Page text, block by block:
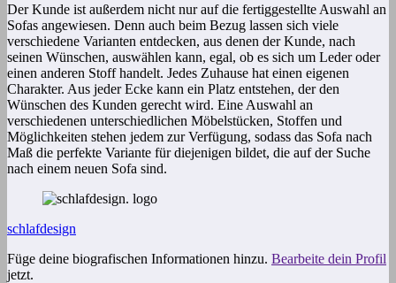
Der Kunde ist außerdem nicht nur auf die fertiggestellte Auswahl an
Sofas angewiesen. Denn auch beim Bezug lassen sich viele
verschiedene Varianten entdecken, aus denen der Kunde, nach
seinen Wünschen, auswählen kann, egal, ob es sich um Leder oder
einen anderen Stoff handelt. Jedes Zuhause hat einen eigenen
Charakter. Aus jeder Ecke kann ein Platz entstehen, der den
Wünschen des Kunden gerecht wird. Eine Auswahl an
verschiedenen unterschiedlichen Möbelstücken, Stoffen und
Möglichkeiten stehen jedem zur Verfügung, sodass das Sofa nach
Maß die perfekte Variante für diejenigen bildet, die auf der Suche
nach einem neuen Sofa sind.
schlafdesign
Füge deine biografischen Informationen hinzu. Bearbeite dein Profil
jetzt.